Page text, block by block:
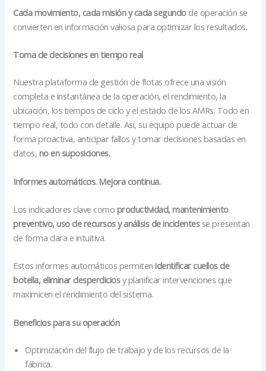
Cada movimiento, cada misión y cada segundode operación se
convierten en información valiosa para optimizar los resultados.
Toma de decisiones en tiempo real
Nuestra plataforma de gestión de flotas ofrece una visión
completa e instantánea de la operación, el rendimiento, la
ubicación, los tiempos de ciclo y el estado de los AMRs. Todo en
tiempo real, todo con detalle. Así, su equipo puede actuar de
forma proactiva, anticipar fallos y tomar decisiones basadas en
datos, no en suposiciones.
Informes automáticos. Mejora continua.
Los indicadores clave como productividad, mantenimiento
preventivo, uso de recursos y análisis de incidentesse presentan
de forma clara e intuitiva.
Estos informes automáticos permitenidentificar cuellos de
botella, eliminar desperdiciosy planificar intervenciones que
maximicen el rendimiento del sistema.
Beneficios para su operación
Optimización del flujo de trabajo y de los recursos de la
fábrica.